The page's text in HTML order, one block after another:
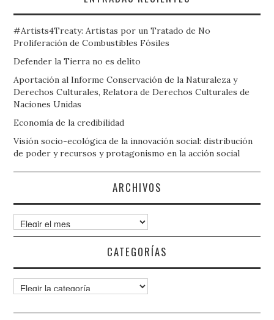
#Artists4Treaty: Artistas por un Tratado de No
Proliferación de Combustibles Fósiles
Defender la Tierra no es delito
Aportación al Informe Conservación de la Naturaleza y
Derechos Culturales, Relatora de Derechos Culturales de
Naciones Unidas
Economía de la credibilidad
Visión socio-ecológica de la innovación social: distribución
de poder y recursos y protagonismo en la acción social
ARCHIVOS
Archivos
CATEGORÍAS
Categorías